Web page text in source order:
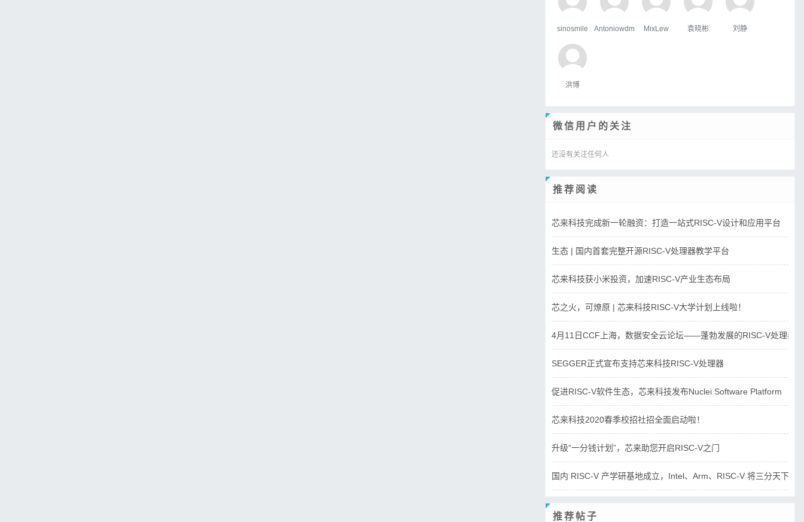
sinosmile Antoniowdm MixLew 袁晓彬 刘静
洪博
微信用户的关注
还没有关注任何人
推荐阅读
芯来科技完成新一轮融资：打造一站式RISC-V设计和应用平台
生态 | 国内首套完整开源RISC-V处理器教学平台
芯来科技获小米投资，加速RISC-V产业生态布局
芯之火，可燎原 | 芯来科技RISC-V大学计划上线啦！
4月11日CCF上海，数据安全云论坛——蓬勃发展的RISC-V处理器
SEGGER正式宣布支持芯来科技RISC-V处理器
促进RISC-V软件生态，芯来科技发布Nuclei Software Platform
芯来科技2020春季校招社招全面启动啦！
升级“一分钱计划”，芯来助您开启RISC-V之门
国内 RISC-V 产学研基地成立，Intel、Arm、RISC-V 将三分天下？
推荐帖子